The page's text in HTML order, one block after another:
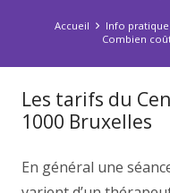
Accueil
Info
Combien
Les tarifs du
1000 Bruxelles
En général une